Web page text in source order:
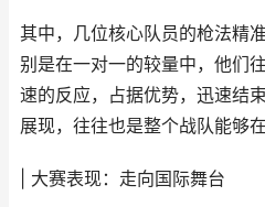
其中，几位核心队员的枪法精
别是在一对一的较量中，他们
速的反应，占据优势，迅速结
展现，往往也是整个战队能够
| 大赛表现：走向国际舞台